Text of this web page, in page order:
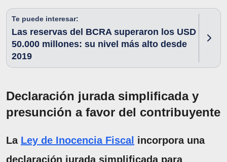
Te puede interesar:
Las reservas del BCRA superaron los USD
50.000 millones: su nivel más alto desde
2019
Declaración jurada simplificada y
presunción a favor del contribuyente
La Ley de Inocencia Fiscal incorpora una
declaración jurada simplificada para